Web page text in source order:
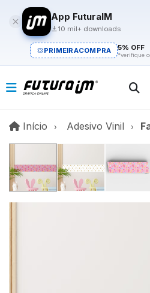
App FuturaIM
10 mil+ downloads
PRIMEIRACOMPRA 5% OFF
*verifique
Início InícioAdesivo Vinil